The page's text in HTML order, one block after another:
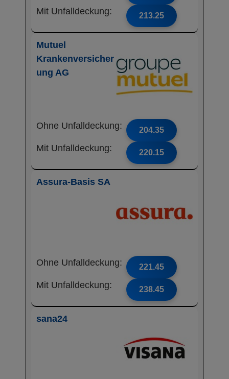
Mit Unfalldeckung: 213.25
Mutuel
Krankenversicher
ung AG
Ohne Unfalldeckung: 204.35
Mit Unfalldeckung: 220.15
Assura-Basis SA
Ohne Unfalldeckung: 221.45
Mit Unfalldeckung: 238.45
sana24